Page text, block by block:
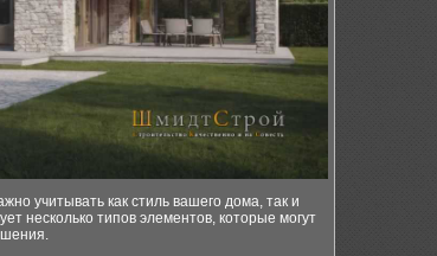
учитывать как стиль вашего дома, так и
несколько типов элементов, которые могут